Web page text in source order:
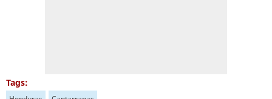
Tags: